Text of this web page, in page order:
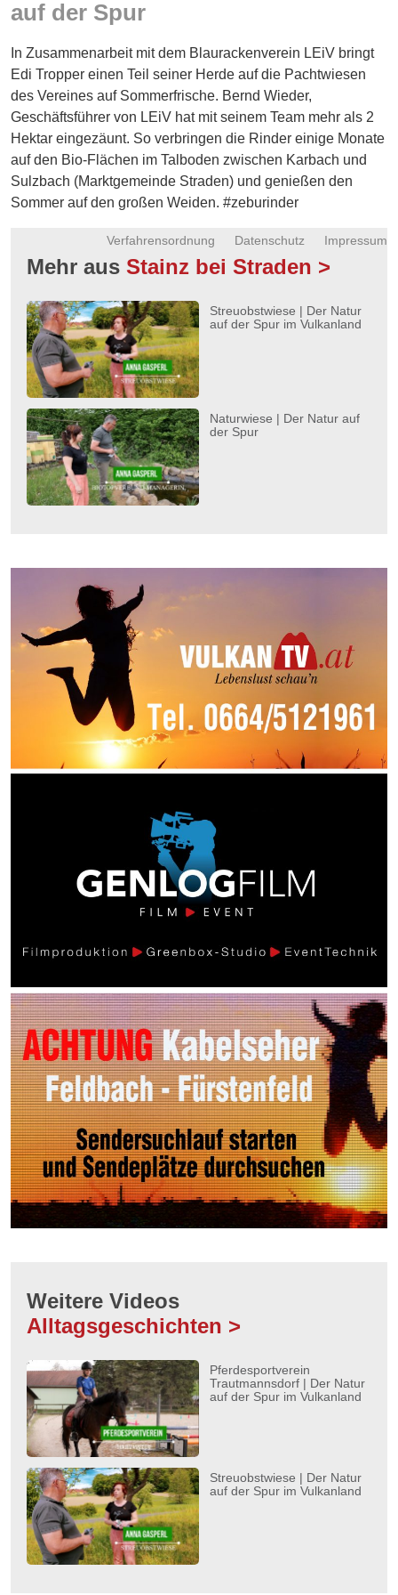
Energie
Schnöll
gfrogt
Zonen
Podcast
auf der Spur
In Zusammenarbeit mit dem Blaurackenverein LEiV bringt
Edi Tropper einen Teil seiner Herde auf die Pachtwiesen
des Vereines auf Sommerfrische. Bernd Wieder,
Geschäftsführer von LEiV hat mit seinem Team mehr als 2
Hektar eingezäunt. So verbringen die Rinder einige Monate
auf den Bio-Flächen im Talboden zwischen Karbach und
Sulzbach (Marktgemeinde Straden) und genießen den
Sommer auf den großen Weiden. #zeburinder
Impressum
Datenschutz
Verfahrensordnung
Mehr aus Stainz bei Straden >
Streuobstwiese | Der Natur
auf der Spur im Vulkanland
Naturwiese | Der Natur auf
der Spur
Weitere Videos
Alltagsgeschichten >
Pferdesportverein
Trautmannsdorf | Der Natur
auf der Spur im Vulkanland
Streuobstwiese | Der Natur
auf der Spur im Vulkanland